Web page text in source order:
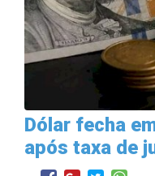
Dólar fecha
após taxa de